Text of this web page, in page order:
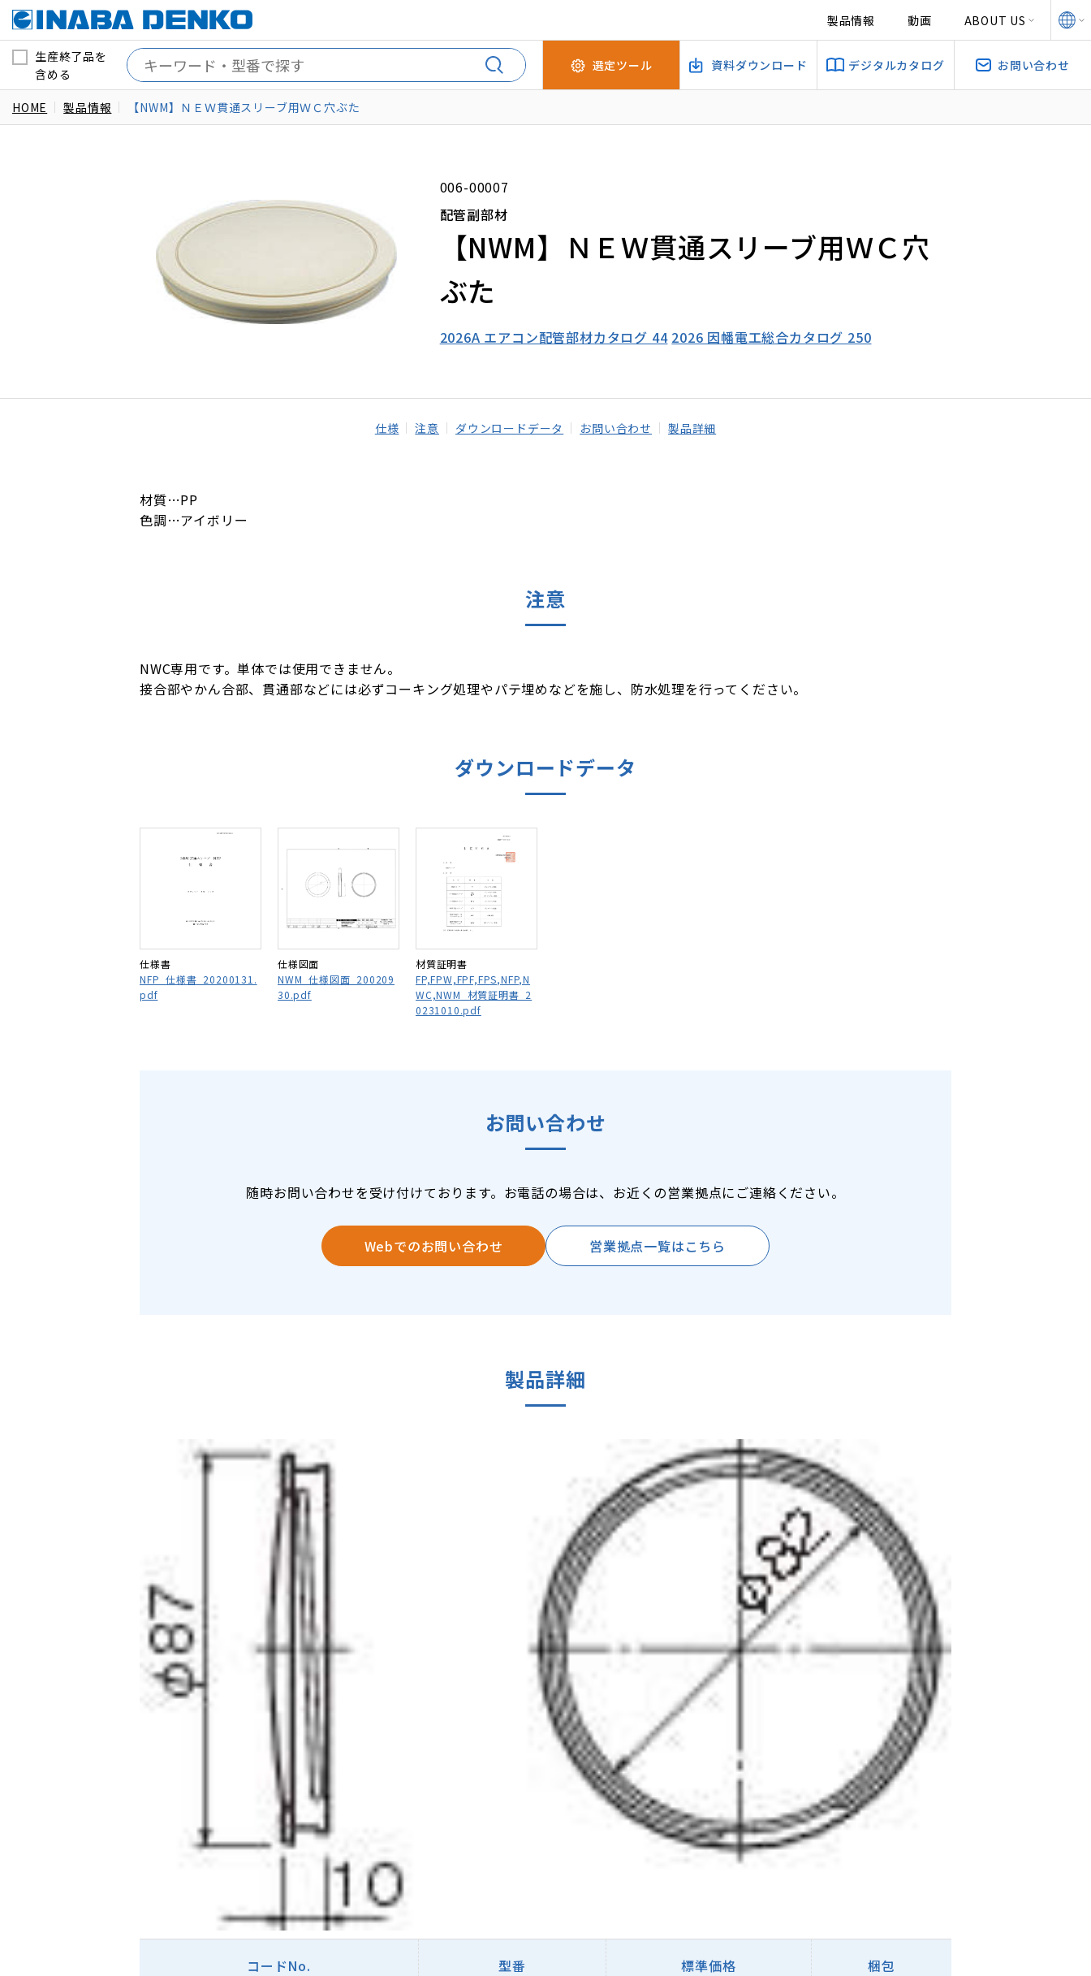
製品情報 動画 ABOUT US
生産終了品を
含める
選定ツール 資料ダウンロード デジタルカタログ お問い合わせ
HOME 製品情報 【NWM】ＮＥＷ貫通スリーブ用ＷＣ穴ぶた
006-00007
配管副部材
【NWM】ＮＥＷ貫通スリーブ用ＷＣ穴
ぶた
2026A エアコン配管部材カタログ 44 2026 因幡電工総合カタログ 250
仕様 注意 ダウンロードデータ お問い合わせ 製品詳細
材質…PP
色調…アイボリー
注意
NWC専用です。単体では使用できません。
接合部やかん合部、貫通部などには必ずコーキング処理やパテ埋めなどを施し、防水処理を行ってください。
ダウンロードデータ
仕様書
NFP_仕様書_20200131.
pdf
仕様図面
NWM_仕様図面_200209
30.pdf
材質証明書
FP,FPW,FPF,FPS,NFP,N
WC,NWM_材質証明書_2
0231010.pdf
お問い合わせ
随時お問い合わせを受け付けております。お電話の場合は、お近くの営業拠点にご連絡ください。
Webでのお問い合わせ 営業拠点一覧はこちら
製品詳細
コードNo. 型番 標準価格 梱包